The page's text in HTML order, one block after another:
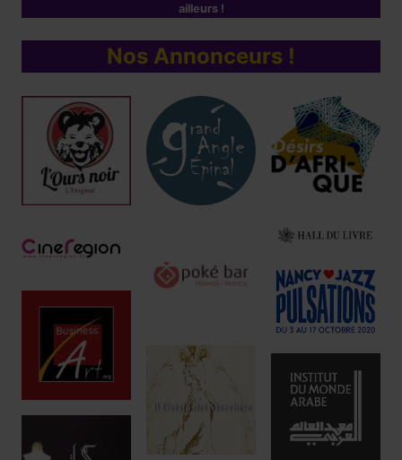
ailleurs !
Nos Annonceurs !